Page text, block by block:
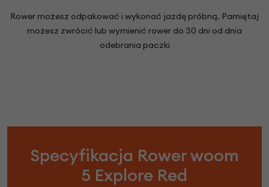
Rower możesz odpakować i wykonać jazdę próbną. Pamiętaj
możesz zwrócić lub wymienić rower do 30 dni od dnia
odebrania paczki
Specyfikacja Rower woom
5 Explore Red